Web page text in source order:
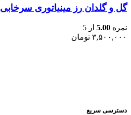
گل و گلدان رز مینیاتوری سرخابی
نمره 5.00 از 5
۳,۵۰۰,۰۰۰ تومان
دسترسی سریع